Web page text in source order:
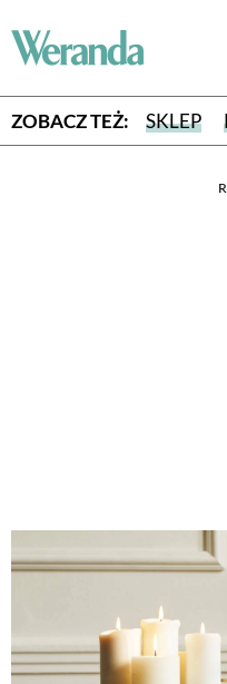
ZOBACZ TEŻ: SKLEP